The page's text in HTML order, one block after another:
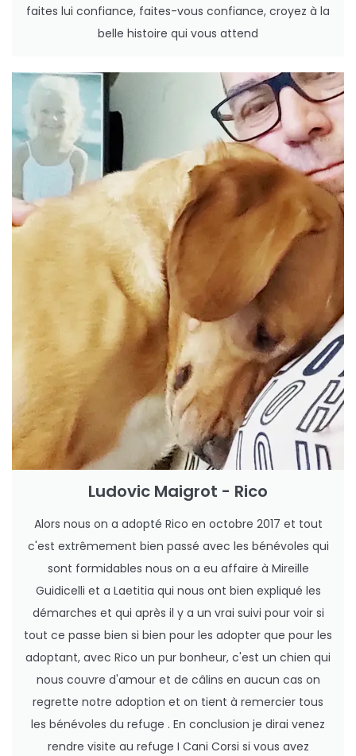
faites lui confiance, faites-vous confiance, croyez à la
belle histoire qui vous attend
Ludovic Maigrot - Rico
Alors nous on a adopté Rico en octobre 2017 et tout
c'est extrêmement bien passé avec les bénévoles qui
sont formidables nous on a eu affaire à Mireille
Guidicelli et a Laetitia qui nous ont bien expliqué les
démarches et qui après il y a un vrai suivi pour voir si
tout ce passe bien si bien pour les adopter que pour les
adoptant, avec Rico un pur bonheur, c'est un chien qui
nous couvre d'amour et de câlins en aucun cas on
regrette notre adoption et on tient à remercier tous
les bénévoles du refuge . En conclusion je dirai venez
rendre visite au refuge I Cani Corsi si vous avez